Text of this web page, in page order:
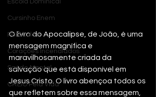
Escola Dominical
Cursinho Enem
Parábolas
Corações Incendiados
Saúde Mental
CREIO Pela Vida
O livro do Apocalipse, de João, é uma
mensagem magnífica e
maravilhosamente criada da
salvação que está disponível em
Jesus Cristo. O livro abençoa todos os
que refletem sobre essa mensagem,